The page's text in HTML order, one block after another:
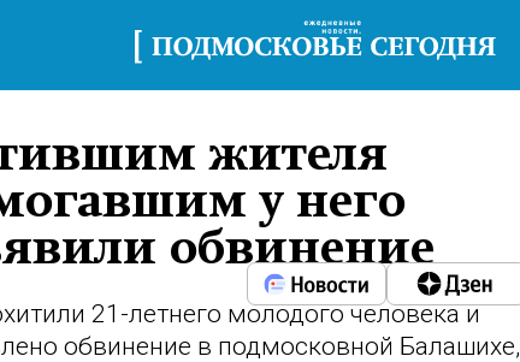
жителя
у него
обвинение
21-летнего молодого человека и
обвинение в подмосковной Балашихе,